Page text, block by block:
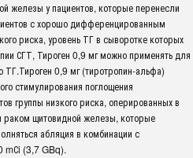
железы у пациентов, которые перенесли
с хорошо дифференцированным
риска, уровень ТГ в сыворотке которых
СГТ, Тироген 0,9 мг можно применять для
ТГ.Тироген 0,9 мг (тиротропин-альфа)
стимулирования поглощения
группы низкого риска, оперированных в
щитовидной железы, которые
абляция в комбинации с
mСi (3,7 GBq).